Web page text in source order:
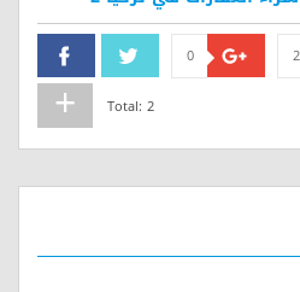
Facebook Twitter
0 2
Total: 2